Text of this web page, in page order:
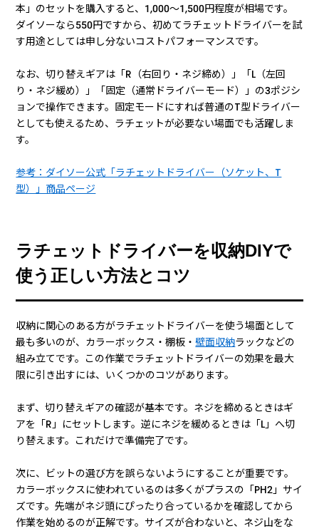
本」のセットを購入すると、1,000〜1,500円程度が相場です。
ダイソーなら550円ですから、初めてラチェットドライバーを試
す用途としては申し分ないコストパフォーマンスです。
なお、切り替えギアは「R（右回り・ネジ締め）」「L（左回
り・ネジ緩め）」「固定（通常ドライバーモード）」の3ポジシ
ョンで操作できます。固定モードにすれば普通のT型ドライバー
としても使えるため、ラチェットが必要ない場面でも活躍しま
す。
参考：ダイソー公式「ラチェットドライバー（ソケット、T
型）」商品ページ
ラチェットドライバーを収納DIYで
使う正しい方法とコツ
収納に関心のある方がラチェットドライバーを使う場面として
最も多いのが、カラーボックス・棚板・壁面収納ラックなどの
組み立てです。この作業でラチェットドライバーの効果を最大
限に引き出すには、いくつかのコツがあります。
まず、切り替えギアの確認が基本です。ネジを締めるときはギ
アを「R」にセットします。逆にネジを緩めるときは「L」へ切
り替えます。これだけで準備完了です。
次に、ビットの選び方を誤らないようにすることが重要です。
カラーボックスに使われているのは多くがプラスの「PH2」サイ
ズです。先端がネジ頭にぴったり合っているかを確認してから
作業を始めるのが正解です。サイズが合わないと、ネジ山をな